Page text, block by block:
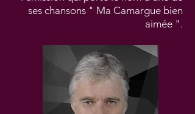
ses chansons " Ma Camargue bien
aimée ".